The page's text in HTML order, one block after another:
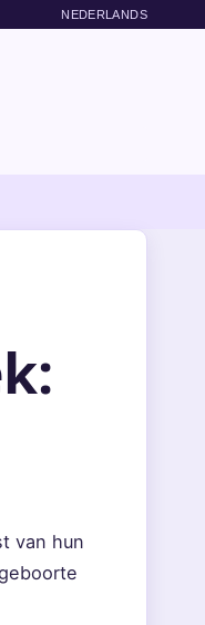
NEDERLANDS
van hun